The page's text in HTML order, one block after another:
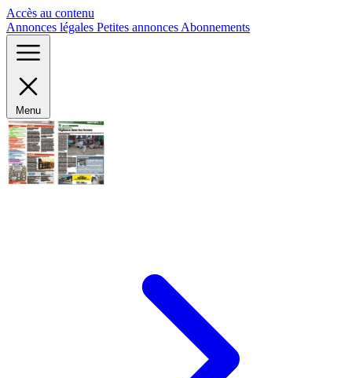
Accès au contenu
Annonces légales Petites annonces Abonnements
Menu
Panneau de gestion des cookies